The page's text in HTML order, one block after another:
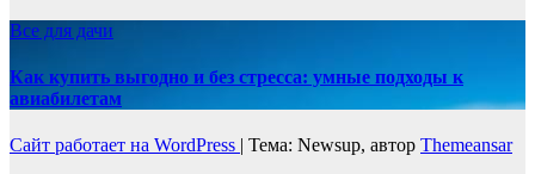
Все для дачи
Как купить выгодно и без стресса: умные подходы к
авиабилетам
Сайт работает на WordPress | Тема: Newsup, автор Themeansar